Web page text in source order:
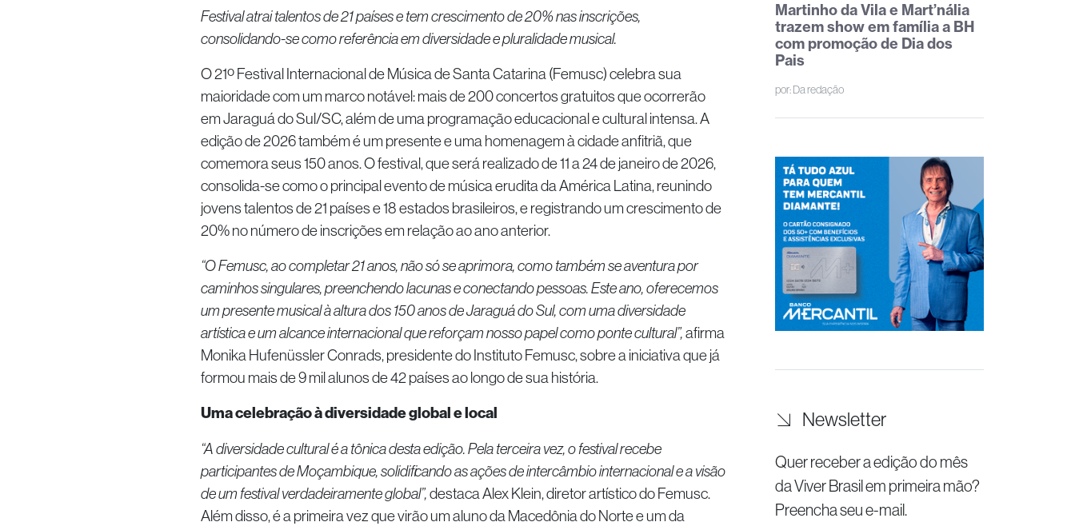
Festival atrai talentos de 21 países e tem crescimento de 20% nas inscrições,
consolidando-se como referência em diversidade e pluralidade musical.
O 21º Festival Internacional de Música de Santa Catarina (Femusc) celebra sua
maioridade com um marco notável: mais de 200 concertos gratuitos que ocorrerão
em Jaraguá do Sul/SC, além de uma programação educacional e cultural intensa. A
edição de 2026 também é um presente e uma homenagem à cidade anfitriã, que
comemora seus 150 anos. O festival, que será realizado de 11 a 24 de janeiro de 2026,
consolida-se como o principal evento de música erudita da América Latina, reunindo
jovens talentos de 21 países e 18 estados brasileiros, e registrando um crescimento de
20% no número de inscrições em relação ao ano anterior.
“O Femusc, ao completar 21 anos, não só se aprimora, como também se aventura por
caminhos singulares, preenchendo lacunas e conectando pessoas. Este ano, oferecemos
um presente musical à altura dos 150 anos de Jaraguá do Sul, com uma diversidade
artística e um alcance internacional que reforçam nosso papel como ponte cultural”,afirma
Monika Hufenüssler Conrads, presidente do Instituto Femusc, sobre a iniciativa que já
formou mais de 9 mil alunos de 42 países ao longo de sua história.
Uma celebração à diversidade global e local
“A diversidade cultural é a tônica desta edição. Pela terceira vez, o festival recebe
participantes de Moçambique, solidificando as ações de intercâmbio internacional e a visão
de um festival verdadeiramente global”,destaca Alex Klein, diretor artístico do Femusc.
Além disso, é a primeira vez que virão um aluno da Macedônia do Norte e um da
Martinho da Vila e Mart’nália
trazem show em família a BH
com promoção de Dia dos
Pais
por:Da redação
Newsletter
Quer receber a edição do mês
da Viver Brasilem primeira mão?
Preencha seu e-mail.